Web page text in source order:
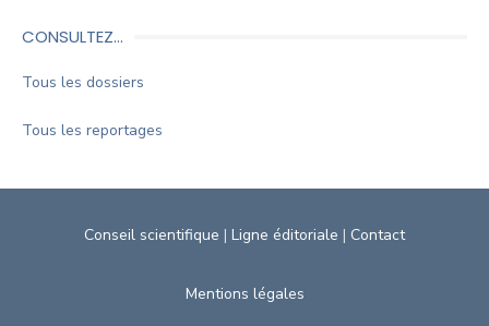
CONSULTEZ…
Tous les dossiers
Tous les reportages
Conseil scientifique | Ligne éditoriale | Contact
Mentions légales